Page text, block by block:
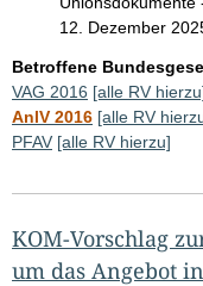
12. Dezember
Betroffene
VAG 2016 [alle RV
AnlV 2016 [alle RV
PFAV [alle RV hierzu]
KOM-Vorschlag
um das Angebot